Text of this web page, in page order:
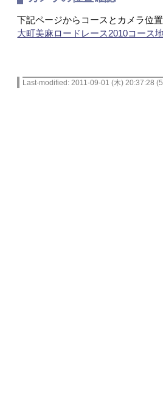
下記ページからコースとカメラ位
大町美麻ロードレース2010コース
Last-modified: 2011-09-01 (木) 20:37:28